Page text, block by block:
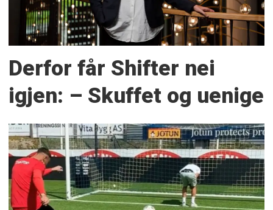
Derfor får Shifter nei
igjen: – Skuffet og uenige